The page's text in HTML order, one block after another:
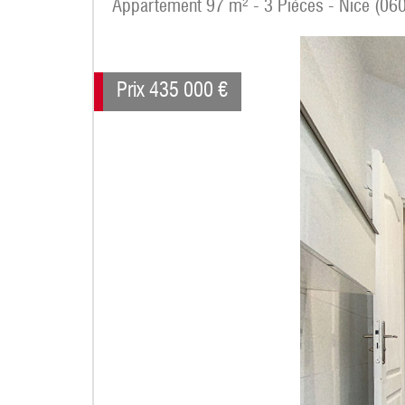
Appartement 97 m² - 3 Pièces - Nice
Prix 435 000 €